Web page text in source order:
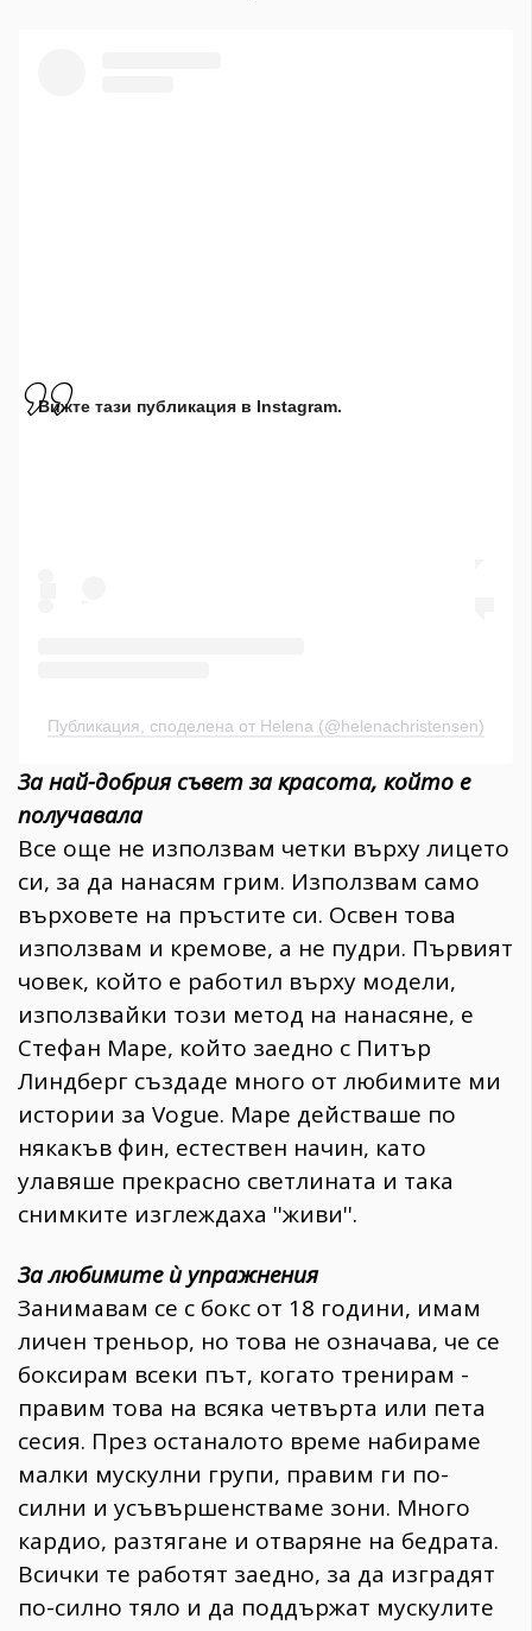
Вижте тази публикация в Instagram.
Публикация, споделена от Helena (@helenachristensen)
За най-добрия съвет за красота, който е
получавала
Все още не използвам четки върху лицето
си, за да нанасям грим. Използвам само
върховете на пръстите си. Освен това
използвам и кремове, а не пудри. Първият
човек, който е работил върху модели,
използвайки този метод на нанасяне, е
Стефан Маре, който заедно с Питър
Линдберг създаде много от любимите ми
истории за Vogue. Маре действаше по
някакъв фин, естествен начин, като
улавяше прекрасно светлината и така
снимките изглеждаха ''живи''.
За любимите ѝ упражнения
Занимавам се с бокс от 18 години, имам
личен треньор, но това не означава, че се
боксирам всеки път, когато тренирам -
правим това на всяка четвърта или пета
сесия. През останалото време набираме
малки мускулни групи, правим ги по-
силни и усъвършенстваме зони. Много
кардио, разтягане и отваряне на бедрата.
Всички те работят заедно, за да изградят
по-силно тяло и да поддържат мускулите